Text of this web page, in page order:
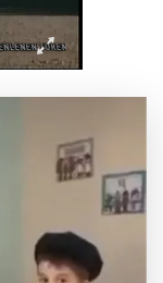
kitapların renkli